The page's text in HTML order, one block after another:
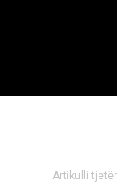
Artikulli tjetër